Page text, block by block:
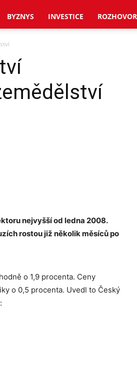
BYZNYS INVESTICE
nejvyšší od ledna 2008.
rostou již několik měsíců po
o 1,9 procenta. Ceny
o 0,5 procenta. Uvedl to Český